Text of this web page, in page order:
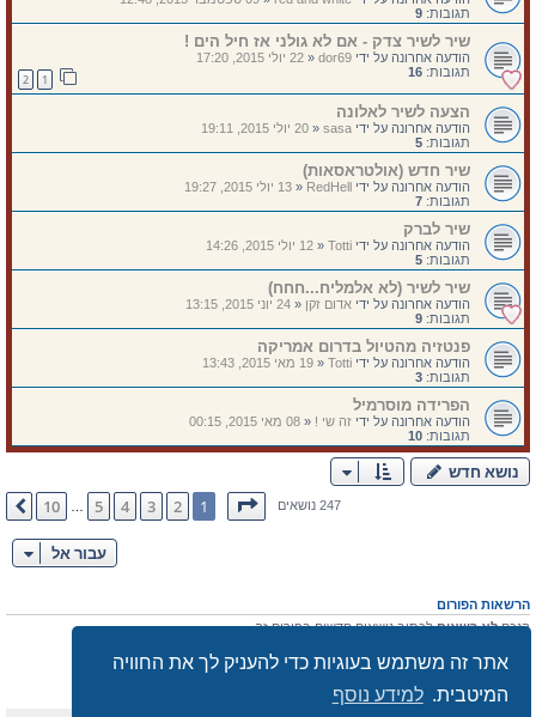
אתר זה משתמש בעוגיות כדי להעניק לך את החוויה
המיטבית. למידע נוסף
תגובות: 9
שיר לשיר צדק - אם לא גולני אז חיל הים !
הודעה אחרונה על ידי dor69
«22 יולי 2015, 17:20
תגובות: 16
2
הצעה לשיר לאלונה
הודעה אחרונה על ידי sasa
«20 יולי 2015, 19:11
תגובות: 5
שיר חדש (אולטראסאות)
הודעה אחרונה על ידי RedHell
«13 יולי 2015, 19:27
תגובות: 7
שיר לברק
הודעה אחרונה על ידי Totti
«12 יולי 2015, 14:26
תגובות: 5
שיר לשיר (לא אלמליח...חחח)
הודעה אחרונה על ידי אדום זקן«24 יוני 2015, 13:15
תגובות: 9
פנטזיה מהטיול בדרום אמריקה
הודעה אחרונה על ידי Totti
«19 מאי 2015, 13:43
תגובות: 3
הפרידה מוסרמיל
הודעה אחרונה על ידי זה שי ! «08 מאי 2015, 00:15
תגובות: 10
נושא חדש
247 נושאיםדף1מתוך10
1
2
3
4
5
10 הבא
עבור אל
הרשאות הפורום
הנכםלא רשאיםלכתוב נושאים חדשים בפורום זה
הנכםלא רשאיםלערוך את ההודעות שלך בפורום זה
הנכםלא רשאיםלצרף קבצים בפורום זה